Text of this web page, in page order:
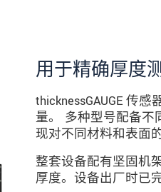
用于精确厚度
thicknessGAUGE 传
量。 多种型号配备不
现对不同材料和表面
整套设备配有坚固机
厚度。设备出厂时已